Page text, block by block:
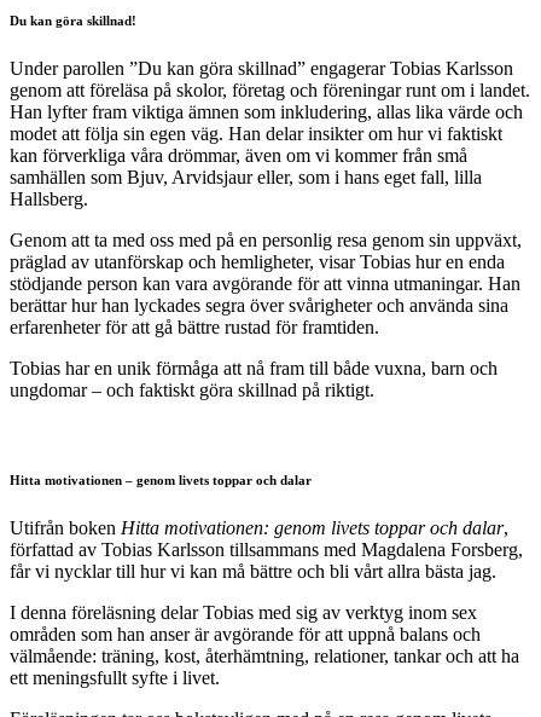
Du kan göra skillnad!
Under parollen ”Du kan göra skillnad” engagerar Tobias Karlsson
genom att föreläsa på skolor, företag och föreningar runt om i landet.
Han lyfter fram viktiga ämnen som inkludering, allas lika värde och
modet att följa sin egen väg. Han delar insikter om hur vi faktiskt
kan förverkliga våra drömmar, även om vi kommer från små
samhällen som Bjuv, Arvidsjaur eller, som i hans eget fall, lilla
Hallsberg.
Genom att ta med oss med på en personlig resa genom sin uppväxt,
präglad av utanförskap och hemligheter, visar Tobias hur en enda
stödjande person kan vara avgörande för att vinna utmaningar. Han
berättar hur han lyckades segra över svårigheter och använda sina
erfarenheter för att gå bättre rustad för framtiden.
Tobias har en unik förmåga att nå fram till både vuxna, barn och
ungdomar – och faktiskt göra skillnad på riktigt.
Hitta motivationen – genom livets toppar och dalar
Utifrån boken Hitta motivationen: genom livets toppar och dalar,
författad av Tobias Karlsson tillsammans med Magdalena Forsberg,
får vi nycklar till hur vi kan må bättre och bli vårt allra bästa jag.
I denna föreläsning delar Tobias med sig av verktyg inom sex
områden som han anser är avgörande för att uppnå balans och
välmående: träning, kost, återhämtning, relationer, tankar och att ha
ett meningsfullt syfte i livet.